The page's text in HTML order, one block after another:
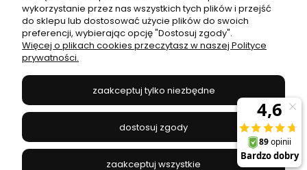
Informacje
JANEX
669-050-03-43
504 545 749//E-mail:sklep@janexmarket.pl
wykorzystanie przez nas wszystkich tych plików i przejść
do sklepu lub dostosować użycie plików do swoich
preferencji, wybierając opcję "Dostosuj zgody".
Więcej o plikach cookies przeczytasz w naszej Polityce
prywatności.
zaakceptuj tylko niezbędne
dostosuj zgody
zaakceptuj wszystkie